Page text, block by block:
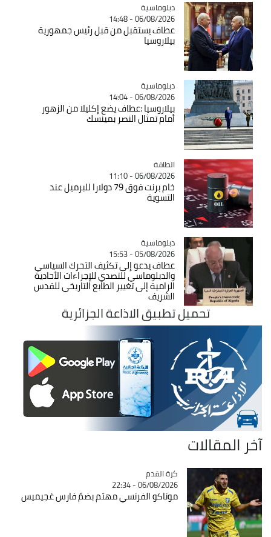
Catégorie
دبلوماسية
06/08/2026 - 14:48
عطاف يستقبل من قبل رئيس جمهورية
بيلاروسيا
Catégorie
دبلوماسية
06/08/2026 - 14:04
بيلاروسيا :عطاف يضع إكليلا من الزهور
أمام تمثال النصر بمينسك
Catégorie
الطاقة
06/08/2026 - 11:10
خام برنت فوق 79 دولارا للبرميل عند
التسوية
Catégorie
دبلوماسية
05/08/2026 - 15:53
عطاف يدعو إلى تكثيف التحرك السياسي
والدبلوماسي للتصدي للإجراءات الأحادية
الرامية إلى تغيير الطابع التاريخي للقدس
الشريف
تحميل تطبيق الاذاعة الجزائرية
آخر المقالات
Catégorie
كرة القدم
06/08/2026 - 22:34
موناكو الفرنسي مهتم بضمّ فارس غجيميس